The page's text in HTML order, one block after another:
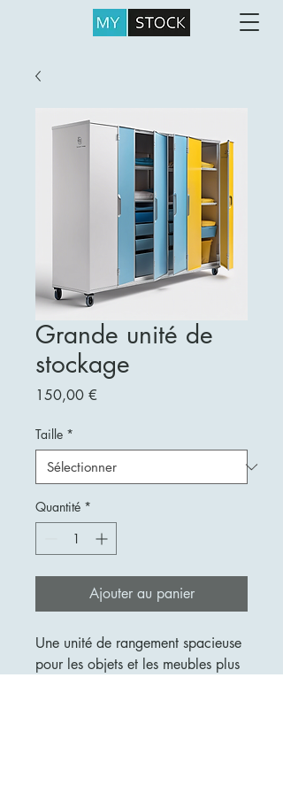
Grande unité de
stockage
150,00 €
Taille *
Quantité *
Ajouter au panier
Une unité de rangement spacieuse
pour les objets et les meubles plus